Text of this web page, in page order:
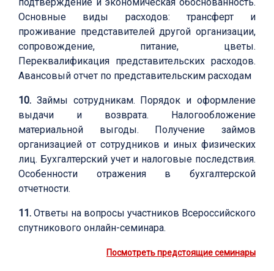
Основные виды расходов: трансферт и
проживание представителей другой организации,
сопровождение, питание, цветы.
Переквалификация представительских расходов.
Авансовый отчет по представительским расходам
10. Займы сотрудникам. Порядок и оформление
выдачи и возврата. Налогообложение
материальной выгоды. Получение займов
организацией от сотрудников и иных физических
лиц. Бухгалтерский учет и налоговые последствия.
Особенности отражения в бухгалтерской
отчетности.
11. Ответы на вопросы участников Всероссийского
спутникового онлайн-семинара.
Посмотреть предстоящие семинары